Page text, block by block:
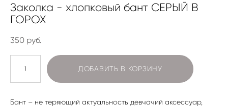
Заколка - хлопковый бант СЕРЫЙ В
ГОРОХ
350 pуб.
ДОБАВИТЬ В КОРЗИНУ
Бант – не теряющий актуальность девчачий аксессуар,